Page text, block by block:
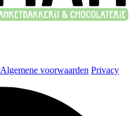
Algemene voorwaarden Privacy